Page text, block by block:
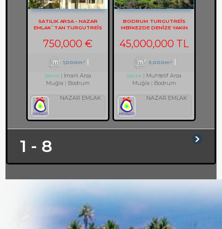
SATILIK ARSA - NAZAR
EMLAK`TAN TURGUTREIS
ARSA REF-2133
750,000 €
1,000m²
Satılık
İmarli Arsa
Muğla
Bodrum
NAZAR EMLAK
BODRUM TURGUTREİS
MERKEZDE DENİZE YAKIN
45,000,000 TL
3,000m²
Satılık
Muhtelif Arsa
Muğla
Bodrum
NAZAR EMLAK
1 - 8